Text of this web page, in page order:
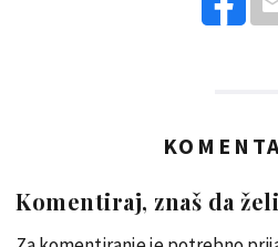
Komentiraj, znaš da